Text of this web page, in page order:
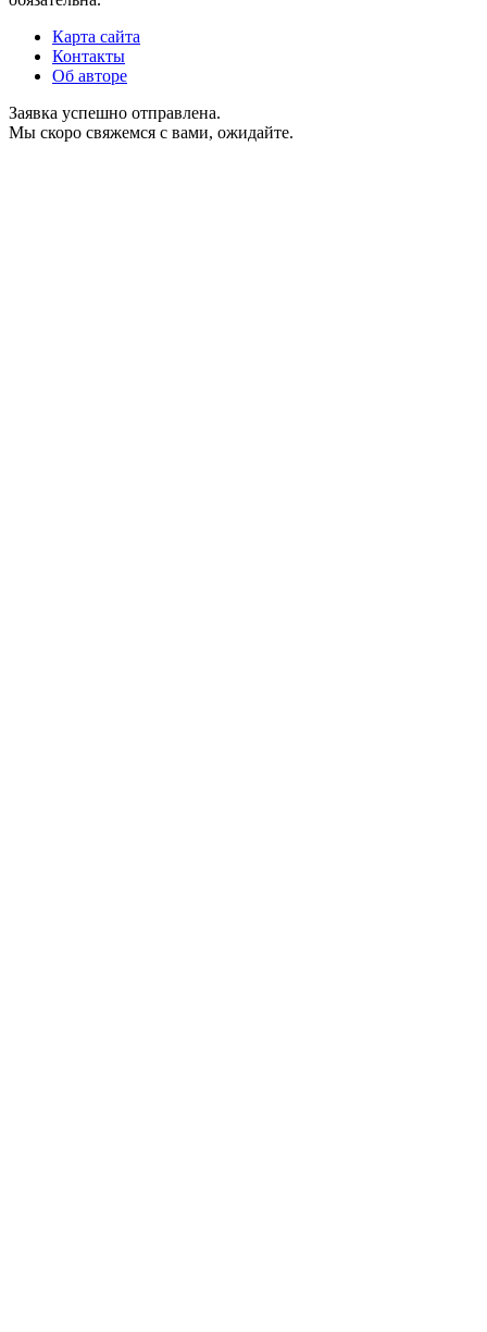
Карта сайта
Контакты
Об авторе
Заявка успешно отправлена.
Мы скоро свяжемся с вами, ожидайте.